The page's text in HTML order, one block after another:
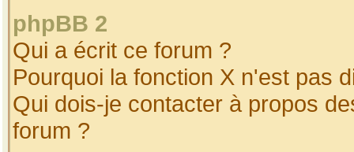
phpBB 2
Qui a écrit ce forum ?
Pourquoi la fonction X n'est pas
Qui dois-je contacter à propos
forum ?